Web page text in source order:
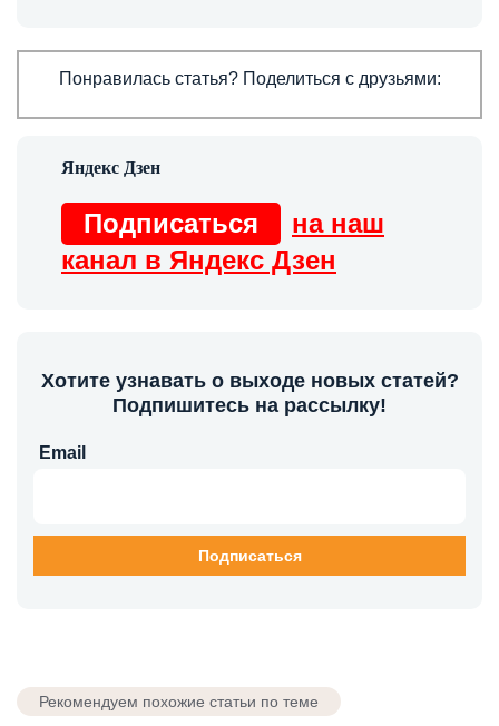
Понравилась статья? Поделиться с друзьями:
Подписаться
на наш
канал в Яндекс Дзен
Хотите узнавать о выходе новых статей?
Подпишитесь на рассылку!
Email
Рекомендуем похожие статьи по теме